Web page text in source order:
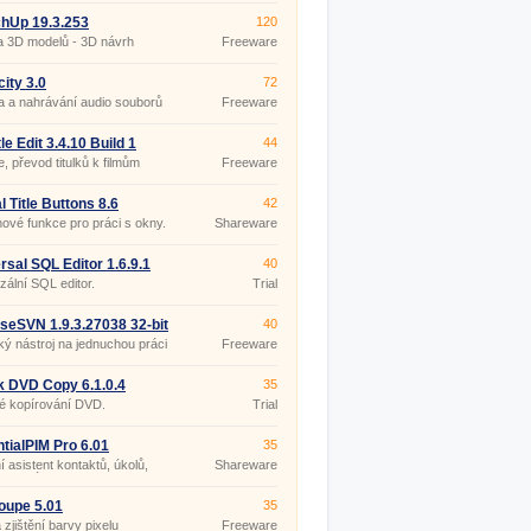
19.3.253
3D modelů - 3D návrh
120
Freeware
3.0
a nahrávání audio souborů
72
Freeware
Edit 3.4.10 Build 1
převod titulků k filmům
44
Freeware
Title Buttons 8.6
funkce pro práci s okny.
42
Shareware
SQL Editor 1.6.9.1
SQL editor.
40
Trial
1.9.3.27038 32-bit
nástroj na jednuchou práci
40
Freeware
DVD Copy 6.1.0.4
kopírování DVD.
35
Trial
Pro 6.01
asistent kontaktů, úkolů,
35
Shareware
5.01
zjištění barvy pixelu
35
Freeware